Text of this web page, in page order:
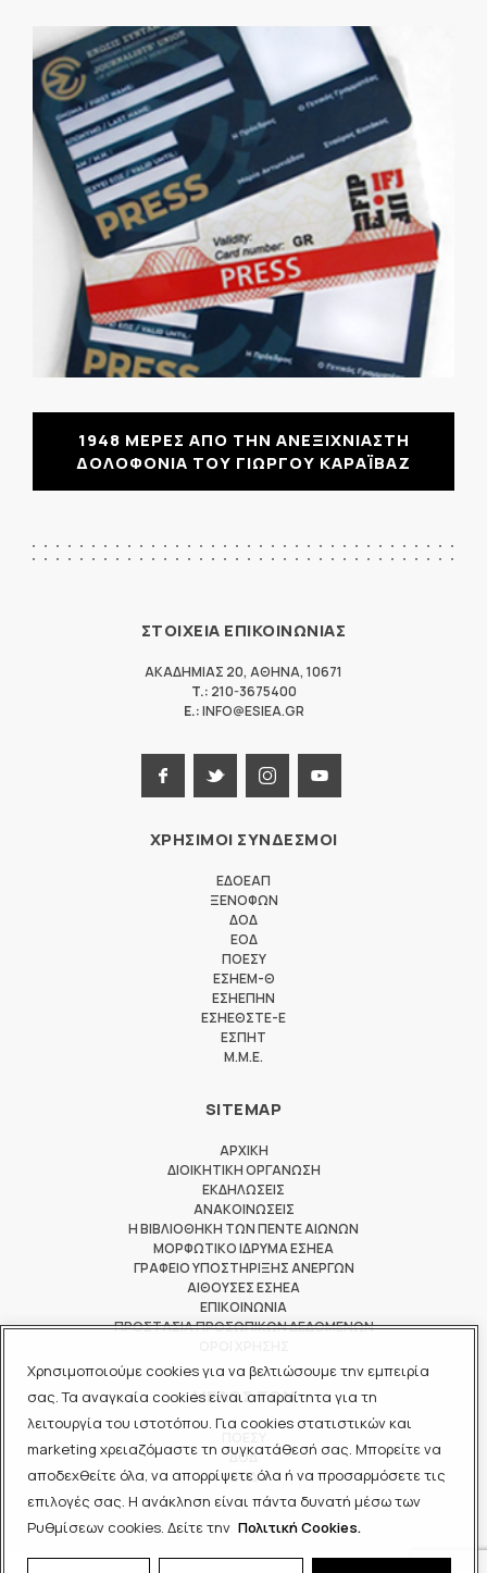
Χρησιμοποιούμε cookies για να βελτιώσουμε την εμπειρία
σας. Τα αναγκαία cookies είναι απαραίτητα για τη
λειτουργία του ιστοτόπου. Για cookies στατιστικών και
marketing χρειαζόμαστε τη συγκατάθεσή σας. Μπορείτε να
αποδεχθείτε όλα, να απορρίψετε όλα ή να προσαρμόσετε τις
επιλογές σας. Η ανάκληση είναι πάντα δυνατή μέσω των
Ρυθμίσεων cookies. Δείτε την Πολιτική Cookies.
1948 ΜΕΡΕΣ ΑΠΟ ΤΗΝ ΑΝΕΞΙΧΝΙΑΣΤΗ
ΔΟΛΟΦΟΝΙΑ ΤΟΥ ΓΙΩΡΓΟΥ ΚΑΡΑΪΒΑΖ
ΣΤΟΙΧΕΙΑ ΕΠΙΚΟΙΝΩΝΙΑΣ
ΑΚΑΔΗΜΙΑΣ 20, ΑΘΗΝΑ, 10671
T.: 210-3675400
E.:INFO@ESIEA.GR
ΧΡΗΣΙΜΟΙ ΣΥΝΔΕΣΜΟΙ
ΕΔΟΕΑΠ
ΞΕΝΟΦΩΝ
ΔΟΔ
ΕΟΔ
ΠΟΕΣΥ
ΕΣΗΕΜ-Θ
ΕΣΗΕΠΗΝ
ΕΣΗΕΘΣΤΕ-Ε
ΕΣΠΗΤ
M.M.E.
SITEMAP
ΑΡΧΙΚΗ
ΔΙΟΙΚΗΤΙΚΗ ΟΡΓΑΝΩΣΗ
ΕΚΔΗΛΩΣΕΙΣ
ΑΝΑΚΟΙΝΩΣΕΙΣ
Η ΒΙΒΛΙΟΘΗΚΗ ΤΩΝ ΠΕΝΤΕ ΑΙΩΝΩΝ
ΜΟΡΦΩΤΙΚΟ ΙΔΡΥΜΑ ΕΣΗΕΑ
ΓΡΑΦΕΙΟ ΥΠΟΣΤΗΡΙΞΗΣ ΑΝΕΡΓΩΝ
ΑΙΘΟΥΣΕΣ ΕΣΗΕΑ
ΕΠΙΚΟΙΝΩΝΙΑ
ΠΡΟΣΤΑΣΙΑ ΠΡΟΣΩΠΙΚΩΝ ΔΕΔΟΜΕΝΩΝ
ΜΕΛΟΣ ΤΩΝ
ΔΟΔ
ΕΟΔ